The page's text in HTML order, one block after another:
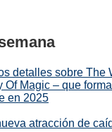
detalles sobre The
Of Magic – que
en 2025
atracción de